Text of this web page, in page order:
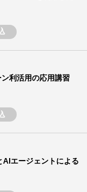
利活用の応用講習
エージェントによる